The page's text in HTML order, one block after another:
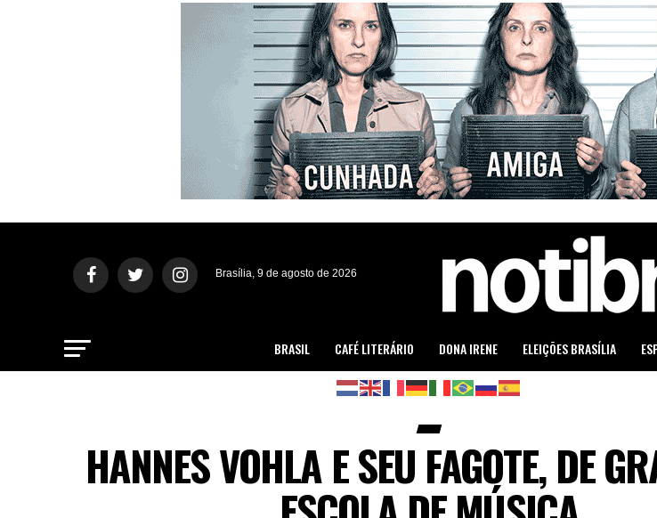
Brasília, 9 de agosto de 2026
BRASIL CAFÉ LITERÁRIO DONA IRENE ELEIÇÕES BRASÍLIA
HANNES VOHLA E SEU FAGOTE, DE